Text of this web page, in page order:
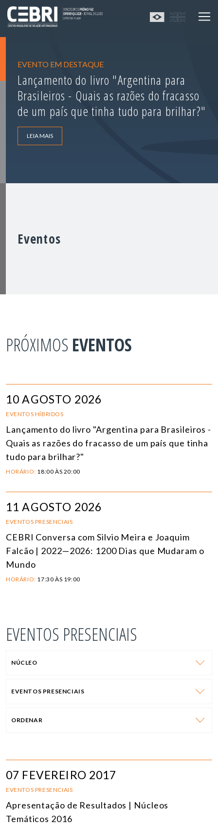
EVENTO EM DESTAQUE
Lançamento do livro "Argentina para
Brasileiros - Quais as razões do fracasso
de um país que tinha tudo para brilhar?"
LEIA MAIS
Eventos
PRÓXIMOS EVENTOS
10 AGOSTO 2026
EVENTOS HÍBRIDOS
Lançamento do livro "Argentina para Brasileiros -
Quais as razões do fracasso de um país que tinha
tudo para brilhar?"
HORÁRIO: 18:00 ÀS 20:00
11 AGOSTO 2026
EVENTOS PRESENCIAIS
CEBRI Conversa com Silvio Meira e Joaquim
Falcão | 2022—2026: 1200 Dias que Mudaram o
Mundo
HORÁRIO: 17:30 ÀS 19:00
EVENTOS PRESENCIAIS
NÚCLEO
EVENTOS PRESENCIAIS
ORDENAR
07 FEVEREIRO 2017
EVENTOS PRESENCIAIS
Apresentação de Resultados | Núcleos
Temáticos 2016